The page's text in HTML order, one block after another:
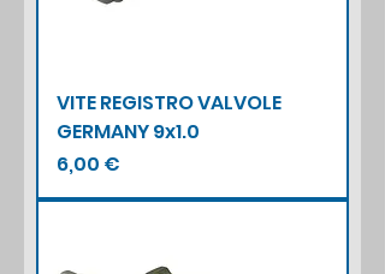
VITE REGISTRO VALVOLE
GERMANY 9x1.0
Prezzo
6,00 €